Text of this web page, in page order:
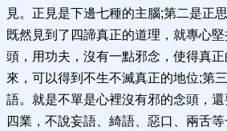
見。正見是下邊七種的主腦;第二是正
既然見到了四諦真正的道理，就專心
頭，用功夫，沒有一點邪念，使得真
來，可以得到不生不滅真正的地位;第
語。就是不單是心裡沒有邪的念頭，
四業，不說妄語、綺語、惡口、兩舌